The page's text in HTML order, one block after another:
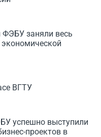
ФЭБУ заняли весь
ВГТУ
успешно выступили
проектов в